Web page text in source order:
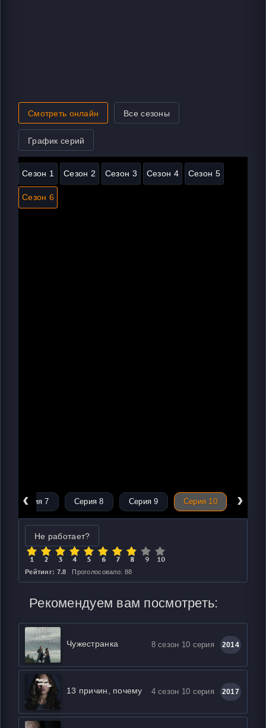
Смотреть онлайн Все сезоны
График серий
Сезон 1 Сезон 2 Сезон 3 Сезон 4 Сезон 5
Сезон 6
‹
Серия 7 Серия 8 Серия 9 Серия 10 ›
Не работает?
Рейтинг: 7.8 Проголосовало: 88
Рекомендуем вам посмотреть:
Чужестранка 8 сезон 10 серия 2014
13 причин, почему 4 сезон 10 серия 2017